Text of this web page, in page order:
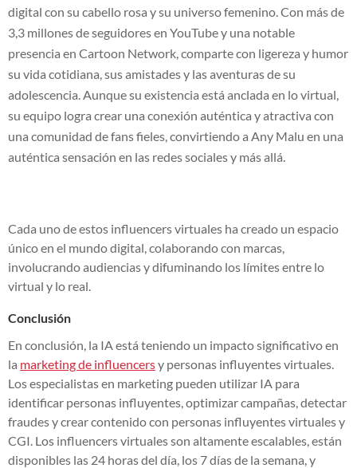
digital con su cabello rosa y su universo femenino. Con más de
3,3 millones de seguidores en YouTube y una notable
presencia en Cartoon Network, comparte con ligereza y humor
su vida cotidiana, sus amistades y las aventuras de su
adolescencia. Aunque su existencia está anclada en lo virtual,
su equipo logra crear una conexión auténtica y atractiva con
una comunidad de fans fieles, convirtiendo a Any Malu en una
auténtica sensación en las redes sociales y más allá.
Cada uno de estos influencers virtuales ha creado un espacio
único en el mundo digital, colaborando con marcas,
involucrando audiencias y difuminando los límites entre lo
virtual y lo real.
Conclusión
En conclusión, la IA está teniendo un impacto significativo en
la marketing de influencersy personas influyentes virtuales.
Los especialistas en marketing pueden utilizar IA para
identificar personas influyentes, optimizar campañas, detectar
fraudes y crear contenido con personas influyentes virtuales y
CGI. Los influencers virtuales son altamente escalables, están
disponibles las 24 horas del día, los 7 días de la semana, y